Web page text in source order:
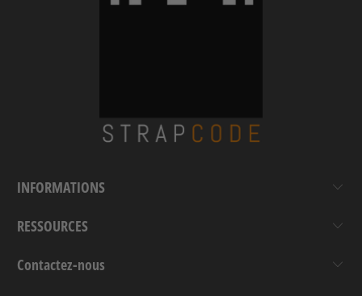
INFORMATIONS
RESSOURCES
Contactez-nous